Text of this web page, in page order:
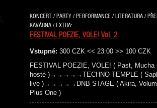
KONCERT / PARTY / PERFORMANCE / LITERATURA /
KAVÁRNA / EXTRA:
FESTIVAL POEZIE, VOLE! Vol. 2
Vstupné: 300 CZK << 23:00 >> 100 CZK
FESTIVAL POEZIE, VOLE! ( Past,
hosté )→→→→→TECHNO TEMPLE (
live )→→→→→DNB STAGE ( Akira,
Plus One )